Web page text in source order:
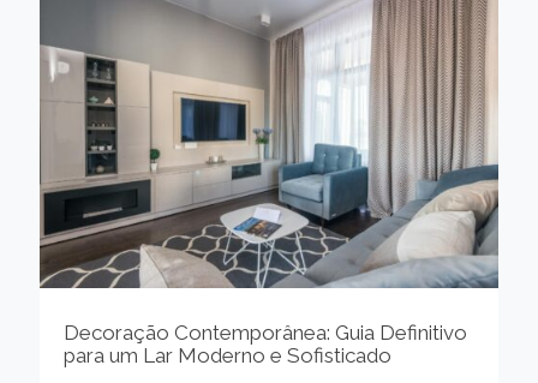
Decoração Contemporânea: Guia Definitivo
para um Lar Moderno e Sofisticado